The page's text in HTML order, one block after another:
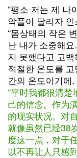
“평소 저는 제 나
악플이 달리자
“몸상태의 작은
난 내가 소중해
지 못했다고 고
적절한 온도를
간의 온도이기에.
“平时我都很清
己的信念。作为
的现实状况。对
就像虽然已经38
度这一点，对于
以不再让人只感